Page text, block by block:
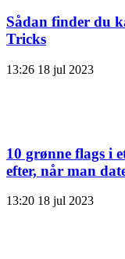
Sådan finder du
Tricks
13:26 18 jul 2023
10 grønne flags i
efter, når man
13:20 18 jul 2023